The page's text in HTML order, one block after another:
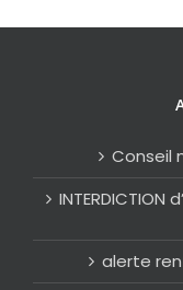
Conseil
INTERDICTION
alerte